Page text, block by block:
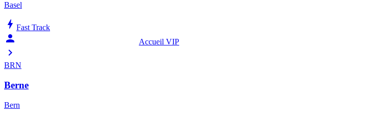
Basel
bolt Fast Track
person_celebrate Accueil VIP
chevron_right
BRN
Berne
Bern